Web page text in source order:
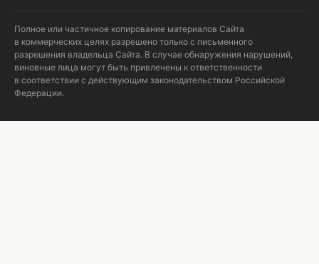
Полное или частичное копирование материалов Сайта
в коммерческих целях разрешено только с письменного
разрешения владельца Сайта. В случае обнаружения нарушений,
виновные лица могут быть привлечены к ответственности
в соответствии с действующим законодательством Российской
Федерации.